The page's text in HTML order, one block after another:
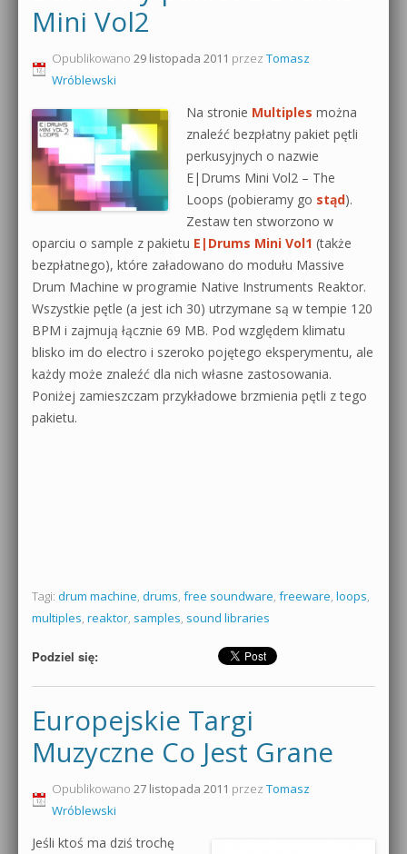
Sylenth1 od podstaw
Sound Forge od podstaw
Dubstep z syntezatorem Massive
Kontakt 5 Kompendium
Pakiety
0dB.pl - informacje
Newsletter
Materiały dla mediów
Archiwum aktualności
Polityka prywatności
Działanie sklepu internetowego
Wyszukiwanie
Mini Vol2
Opublikowano 29 listopada 2011 przez Tomasz
Wróblewski
Na stronie Multiples można
znaleźć bezpłatny pakiet pętli
perkusyjnych o nazwie
E|Drums Mini Vol2 – The
Loops (pobieramy go stąd).
Zestaw ten stworzono w
oparciu o sample z pakietu E|Drums Mini Vol1 (także
bezpłatnego), które załadowano do modułu Massive
Drum Machine w programie Native Instruments Reaktor.
Wszystkie pętle (a jest ich 30) utrzymane są w tempie 120
BPM i zajmują łącznie 69 MB. Pod względem klimatu
blisko im do electro i szeroko pojętego eksperymentu, ale
każdy może znaleźć dla nich własne zastosowania.
Poniżej zamieszczam przykładowe brzmienia pętli z tego
pakietu.
Tagi: drum machine, drums, free soundware, freeware, loops,
multiples, reaktor, samples, sound libraries
Podziel się:
Europejskie Targi
Muzyczne Co Jest Grane
Opublikowano 27 listopada 2011 przez Tomasz
Wróblewski
Jeśli ktoś ma dziś trochę